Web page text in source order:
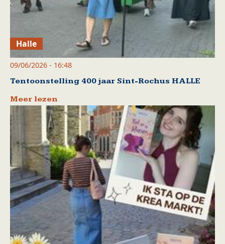
Halle
09/06/2026 - 16:48
Tentoonstelling 400 jaar Sint-Rochus HALLE
Meer lezen